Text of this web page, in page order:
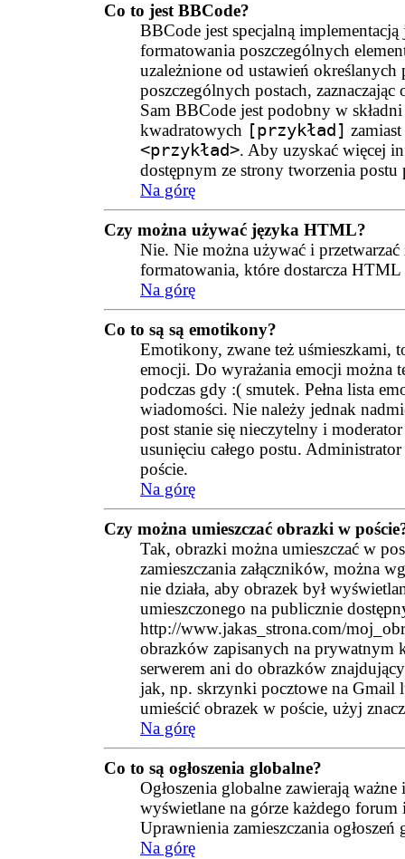
Co to jest BBCode?
BBCode jest specjalną
formatowania poszczególnych
uzależnione od ustawień
poszczególnych postach,
Sam BBCode jest podobny w
kwadratowych [przykład]
<przykład>. Aby uzyskać więcej
dostępnym ze strony tworzenia
Na górę
Czy można używać języka HTML?
Nie. Nie można używać i
formatowania, które dostarcza
Na górę
Co to są są emotikony?
Emotikony, zwane też uśmieszkami,
emocji. Do wyrażania emocji można
podczas gdy :( smutek. Pełna lista
wiadomości. Nie należy jednak
post stanie się nieczytelny i
usunięciu całego postu.
poście.
Na górę
Czy można umieszczać obrazki w
Tak, obrazki można umieszczać w
zamieszczania załączników, można
nie działa, aby obrazek był
umieszczonego na publicznie
http://www.jakas_strona.com/
obrazków zapisanych na prywatnym
serwerem ani do obrazków
jak, np. skrzynki pocztowe na Gmail
umieścić obrazek w poście, użyj
Na górę
Co to są ogłoszenia globalne?
Ogłoszenia globalne zawierają
wyświetlane na górze każdego
Uprawnienia zamieszczania
Na górę